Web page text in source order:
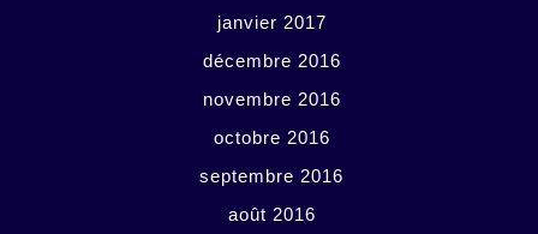
janvier 2017
décembre 2016
novembre 2016
octobre 2016
septembre 2016
août 2016